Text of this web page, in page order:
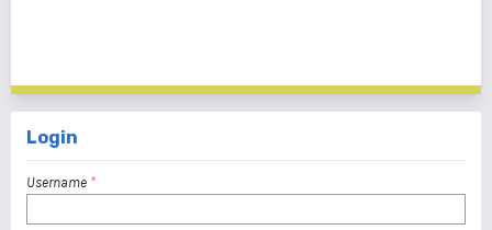
Login
Username *